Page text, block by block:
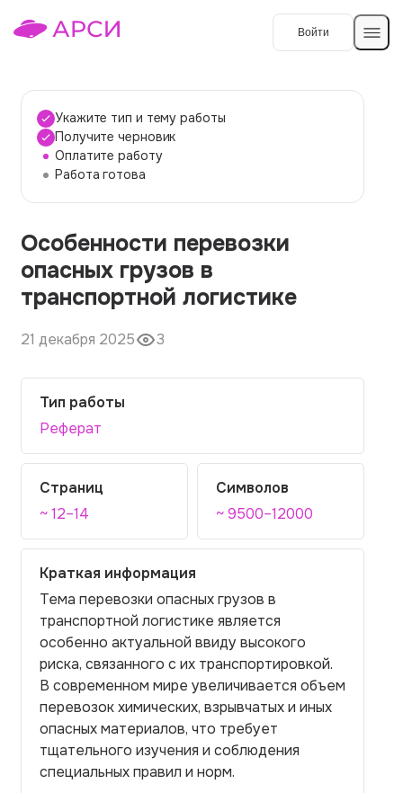
Войти
Темы работ
О сервисе
О компании
Наши гарантии
Вопросы и ответы
Контакты
Укажите тип и тему работы
Получите черновик
Оплатите работу
Работа готова
Особенности перевозки
опасных грузов в
транспортной логистике
21 декабря 2025 3
Тип работы
Реферат
Страниц
~ 12–14
Символов
~ 9500–12000
Краткая информация
Тема перевозки опасных грузов в
транспортной логистике является
особенно актуальной ввиду высокого
риска, связанного с их транспортировкой.
В современном мире увеличивается объем
перевозок химических, взрывчатых и иных
опасных материалов, что требует
тщательного изучения и соблюдения
специальных правил и норм.